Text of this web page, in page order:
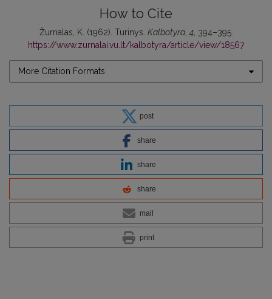
How to Cite
Žurnalas, K. (1962). Turinys. Kalbotyra,4, 394–395.
https://www.zurnalai.vu.lt/kalbotyra/article/view/18567
More Citation Formats
post
share
share
share
mail
print